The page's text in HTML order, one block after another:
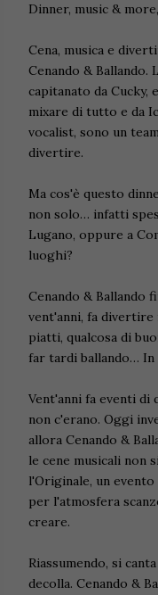
Dinner, music &
Cena, musica e
Cenando &
capitanato da Cucky,
mixare di tutto e da
vocalist, sono un
divertire.
Ma cos'è questo
non solo… infatti
Lugano, oppure a
luoghi?
Cenando & Ballando
vent'anni, fa
piatti, qualcosa di
far tardi ballando… In
Vent'anni fa eventi di
non c'erano. Oggi
allora Cenando &
le cene musicali non
l'Originale, un
per l'atmosfera
creare.
Riassumendo, si
decolla. Cenando &